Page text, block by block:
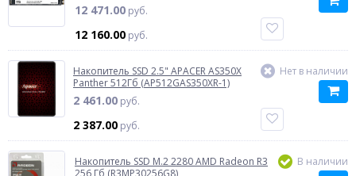
12 471.00 руб.
12 160.00 руб.
Накопитель SSD 2.5" APACER AS350X
Panther 512Гб (AP512GAS350XR-1)
2 461.00 руб.
2 387.00 руб.
Нет в наличии
Накопитель SSD M.2 2280 AMD Radeon R3
256 Гб (R3MP30256G8)
В наличии